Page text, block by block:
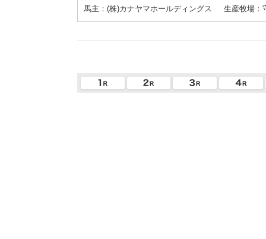
馬主：(株)カナヤマホールディングス
生産牧場：